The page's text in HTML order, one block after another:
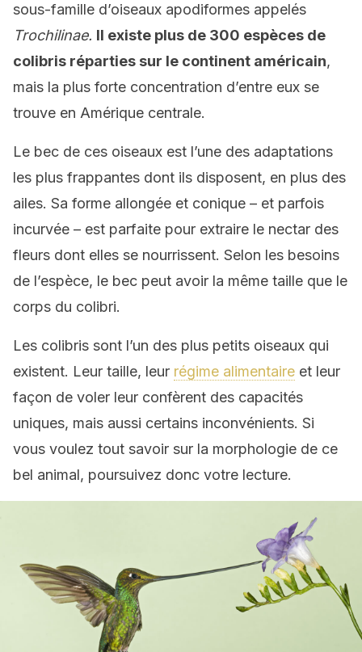
sous-famille d’oiseaux apodiformes appelés
Trochilinae. Il existe plus de 300 espèces de
colibris réparties sur le continent américain,
mais la plus forte concentration d’entre eux se
trouve en Amérique centrale.
Le bec de ces oiseaux est l’une des adaptations
les plus frappantes dont ils disposent, en plus des
ailes. Sa forme allongée et conique – et parfois
incurvée – est parfaite pour extraire le nectar des
fleurs dont elles se nourrissent. Selon les besoins
de l’espèce, le bec peut avoir la même taille que le
corps du colibri.
Les colibris sont l’un des plus petits oiseaux qui
existent. Leur taille, leur régime alimentaire et leur
façon de voler leur confèrent des capacités
uniques, mais aussi certains inconvénients. Si
vous voulez tout savoir sur la morphologie de ce
bel animal, poursuivez donc votre lecture.